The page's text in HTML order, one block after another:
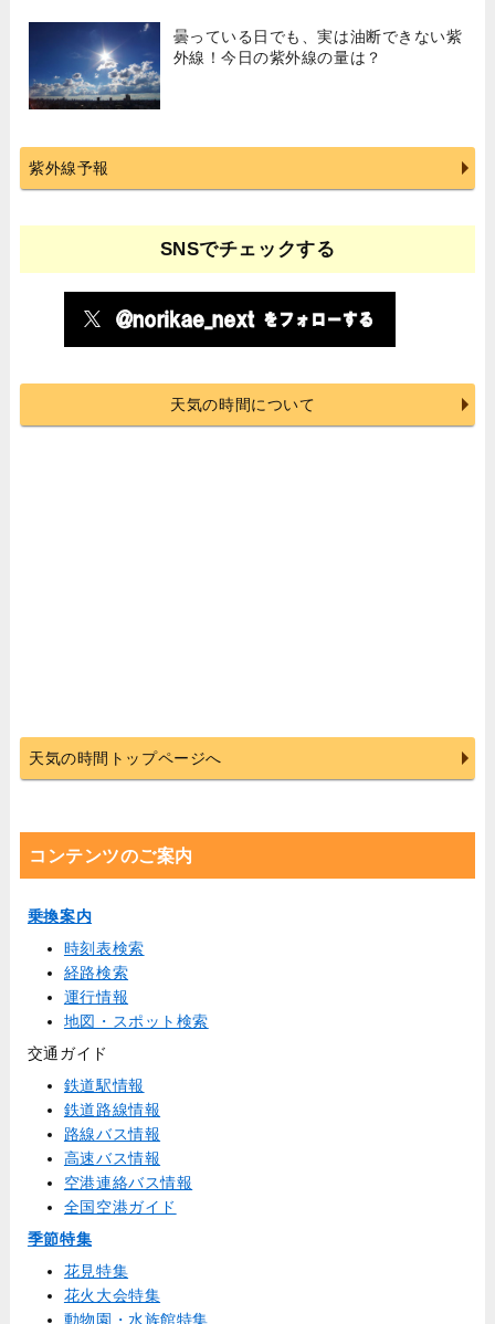
曇っている日でも、実は油断できない紫
外線！今日の紫外線の量は？
紫外線予報
SNSでチェックする
天気の時間について
天気の時間トップページへ
コンテンツのご案内
乗換案内
時刻表検索
経路検索
運行情報
地図・スポット検索
交通ガイド
鉄道駅情報
鉄道路線情報
路線バス情報
高速バス情報
空港連絡バス情報
全国空港ガイド
季節特集
花見特集
花火大会特集
動物園・水族館特集